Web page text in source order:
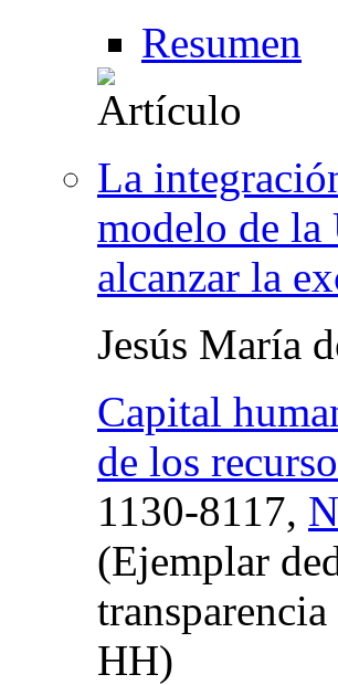
Resumen
La
modelo de
alcanzar la
Jesús María
Capital
de los
1130-8117,
(Ejemplar
HH)